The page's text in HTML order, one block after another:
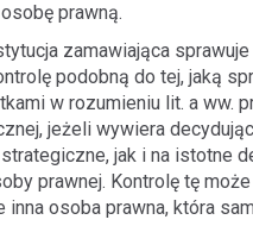
prawną.
zamawiająca sprawuje
podobną do tej, jaką
w rozumieniu lit. a ww.
jeżeli wywiera
jak i na istotne
prawnej. Kontrolę tę może
inna osoba prawna, która